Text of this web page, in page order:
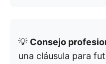
💡 Consejo
una cláusula para